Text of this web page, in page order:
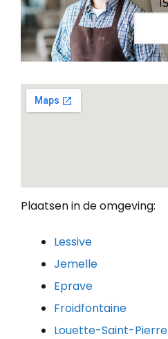
Plaatsen in de omgeving:
Lessive
Jemelle
Eprave
Froidfontaine
Louette-Saint-Pierre